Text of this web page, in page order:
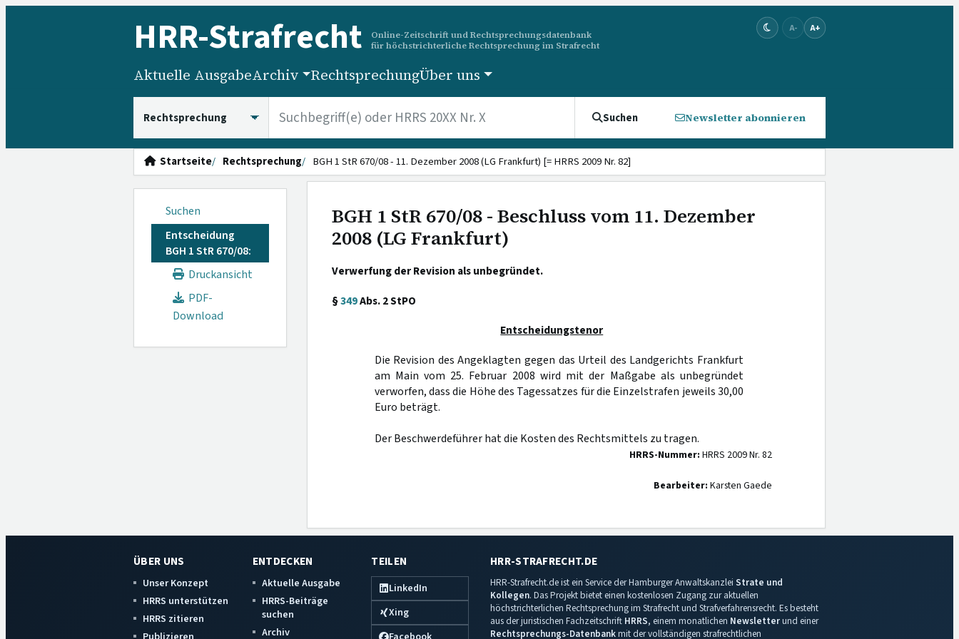
HRR-Strafrecht
Online-Zeitschrift und Rechtsprechungsdatenbank
für höchstrichterliche Rechtsprechung im Strafrecht
A- A+
Aktuelle AusgabeArchiv RechtsprechungÜber uns
Suchen Newsletter abonnieren
Startseite Rechtsprechung BGH 1 StR 670/08 - 11. Dezember 2008 (LG Frankfurt) [= HRRS 2009 Nr. 82]
Suchen
Entscheidung
BGH 1 StR 670/08:
Druckansicht
PDF-
Download
BGH 1 StR 670/08 - Beschluss vom 11. Dezember
2008 (LG Frankfurt)
Verwerfung der Revision als unbegründet.
§349Abs. 2 StPO
Entscheidungstenor
Die Revision des Angeklagten gegen das Urteil des Landgerichts Frankfurt
am Main vom 25. Februar 2008 wird mit der Maßgabe als unbegründet
verworfen, dass die Höhe des Tagessatzes für die Einzelstrafen jeweils 30,00
Euro beträgt.
Der Beschwerdeführer hat die Kosten des Rechtsmittels zu tragen.
HRRS-Nummer: HRRS 2009 Nr. 82
Bearbeiter: Karsten Gaede
ÜBER UNS
Unser Konzept
HRRS unterstützen
HRRS zitieren
ENTDECKEN
Aktuelle Ausgabe
HRRS-Beiträge
suchen
Archiv
TEILEN
LinkedIn
Xing
HRR-STRAFRECHT.DE
HRR-Strafrecht.de ist ein Service der Hamburger Anwaltskanzlei Strate und
Kollegen. Das Projekt bietet einen kostenlosen Zugang zur aktuellen
höchstrichterlichen Rechtsprechung im Strafrecht und Strafverfahrensrecht. Es besteht
aus der juristischen Fachzeitschrift HRRS, einem monatlichen Newsletterund einer
Rechtsprechungs-Datenbankmit der vollständigen strafrechtlichen